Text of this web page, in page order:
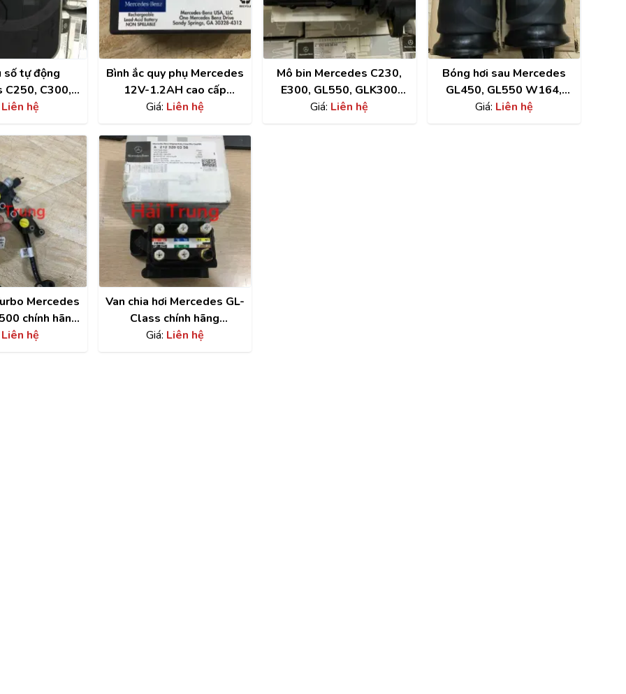
số tự động
C250, C300,
E250,
Liên hệ
Bình ắc quy phụ Mercedes
12V-1.2AH cao cấp
N000000004039
Giá: Liên hệ
Mô bin Mercedes C230,
E300, GL550, GLK300
M272 chính hãng
Giá: Liên hệ
Bóng hơi sau Mercedes
GL450, GL550 W164,
W166 chính hãng
Giá: Liên hệ
Mercedes
chính hãng
Liên hệ
Van chia hơi Mercedes GL-
Class chính hãng
A2123200358
Giá: Liên hệ